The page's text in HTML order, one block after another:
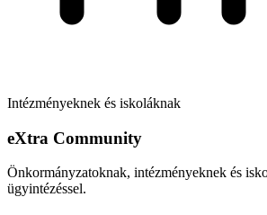
Intézményeknek és iskoláknak
eXtra Community
Önkormányzatoknak, intézményeknek és
ügyintézéssel.